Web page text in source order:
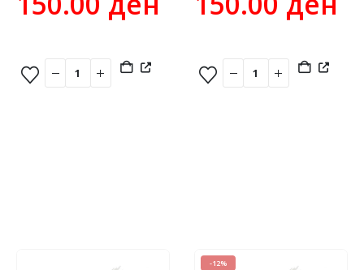
-12%